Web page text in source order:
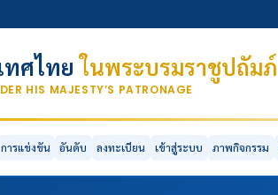
ทศไทยในพระบรมราชูปถัมภ์
HIS MAJESTY’S PATRONAGE
การแข่งขัน อันดับ ลงทะเบียน เข้าสู่ระบบ ภาพกิจกรรม